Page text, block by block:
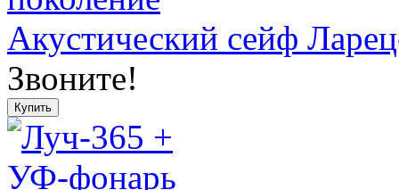
Акустический сейф
Звоните!